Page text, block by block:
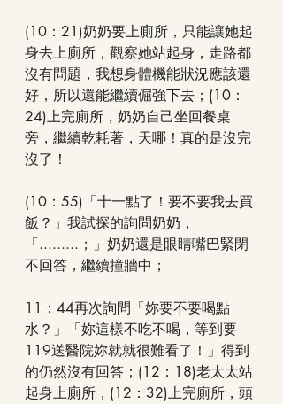
(10：21)奶奶要上廁所，只能讓她起
身去上廁所，觀察她站起身，走路都
沒有問題，我想身體機能狀況應該還
好，所以還能繼續倔強下去；(10：
24)上完廁所，奶奶自己坐回餐桌
旁，繼續乾耗著，天哪！真的是沒完
沒了！
(10：55)「十一點了！要不要我去買
飯？」我試探的詢問奶奶，
「.........；」奶奶還是眼睛嘴巴緊閉
不回答，繼續撞牆中；
11：44再次詢問「妳要不要喝點
水？」「妳這樣不吃不喝，等到要
119送醫院妳就就很難看了！」得到
的仍然沒有回答；(12：18)老太太站
起身上廁所，(12：32)上完廁所，頭